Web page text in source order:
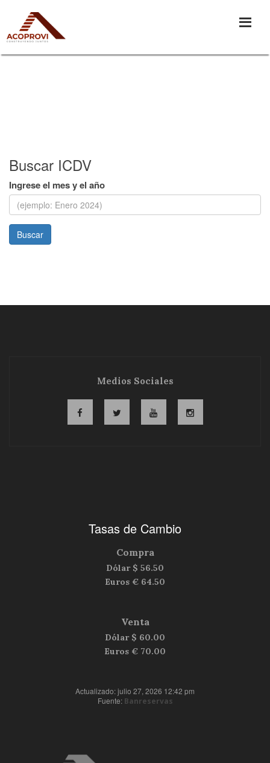
Buscar ICDV
Ingrese el mes y el año
Buscar
Medios Sociales
Tasas de Cambio
Compra
Dólar $ 56.50
Euros € 64.50
Venta
Dólar $ 60.00
Euros € 70.00
Actualizado: julio 27, 2026 12:42 pm
Fuente: Banreservas